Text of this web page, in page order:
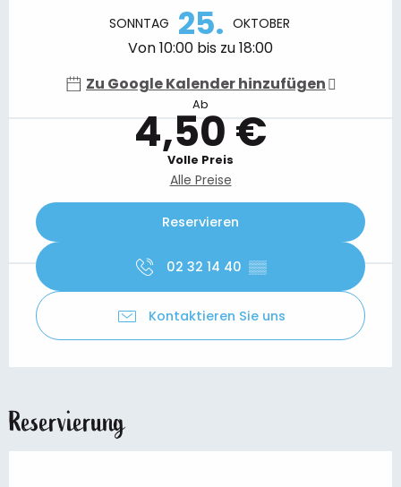
SONNTAG 25. OKTOBER
Von 10:00 bis zu 18:00
Zu Google Kalender hinzufügen
Ab
4,50 €
Volle Preis
Alle Preise
Reservieren
02 32 14 40 ▒▒
Kontaktieren Sie uns
Reservierung